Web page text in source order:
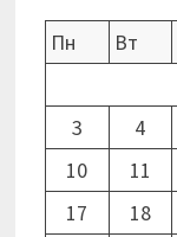
Пн
Вт
3
4
10
11
17
18